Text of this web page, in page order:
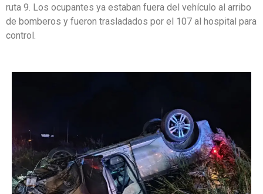
ruta 9. Los ocupantes ya estaban fuera del vehículo al arribo
de bomberos y fueron trasladados por el 107 al hospital para
control.